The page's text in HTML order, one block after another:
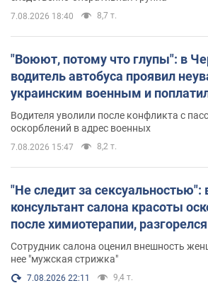
7.08.2026 18:40 8,7 т.
"Воюют, потому что глупы": в
водитель автобуса проявил
украинским военным и
Водителя уволили после конфликта с
оскорблений в адрес военных
7.08.2026 15:47 8,2 т.
"Не следит за сексуальностью":
консультант салона красоты
после химиотерапии,
Сотрудник салона оценил внешность
нее "мужская стрижка"
7.08.2026 22:11 9,4 т.